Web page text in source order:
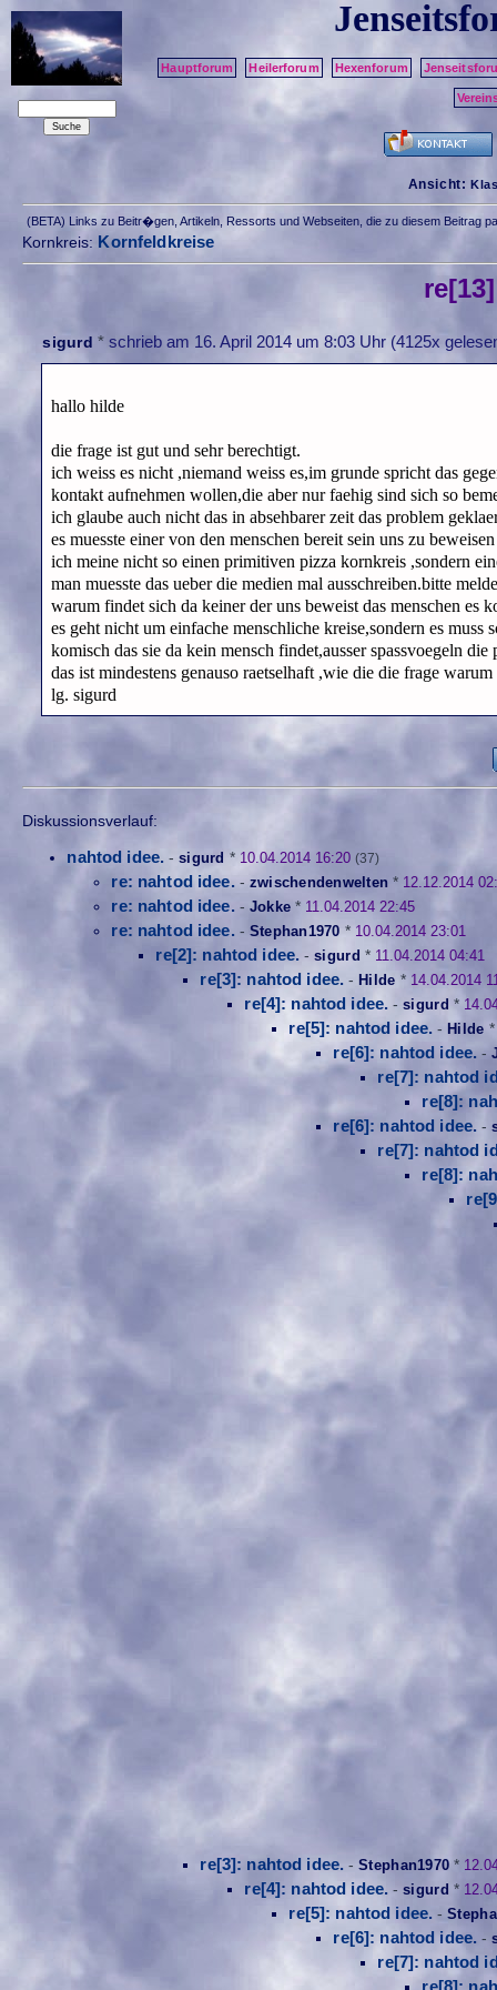
Hauptforum Heilerforum Hexenforum
Ansicht:
(BETA) Links zu Beitr�gen, Artikeln, Ressorts und Webseiten, die zu diesem Beitrag
Kornkreis: Kornfeldkreise
sigurd *schrieb am 16. April 2014 um 8:03 Uhr (4125x
hallo hilde
die frage ist gut und sehr berechtigt.
ich weiss es nicht ,niemand weiss es,im grunde spricht das
kontakt aufnehmen wollen,die aber nur faehig sind sich so
ich glaube auch nicht das in absehbarer zeit das problem
es muesste einer von den menschen bereit sein uns zu
ich meine nicht so einen primitiven pizza kornkreis ,sondern
man muesste das ueber die medien mal ausschreiben.bitte
warum findet sich da keiner der uns beweist das menschen es
es geht nicht um einfache menschliche kreise,sondern es
komisch das sie da kein mensch findet,ausser spassvoegeln
das ist mindestens genauso raetselhaft ,wie die die frage
lg. sigurd
Diskussionsverlauf:
nahtod idee. -sigurd * 10.04.2014 16:20 (37)
re: nahtod idee.- zwischendenwelten * 12.12.2014
re: nahtod idee.- Jokke * 11.04.2014 22:45
re: nahtod idee.- Stephan1970 * 10.04.2014 23:01
re[2]: nahtod idee. -sigurd * 11.04.2014 04:41
re[3]: nahtod idee. - Hilde * 14.04.2014
re[4]: nahtod idee. -sigurd *
re[5]: nahtod idee. - Hilde
re[6]: nahtod idee. -
re[7]: nahtod
re[8]:
re[6]: nahtod idee. -
re[7]: nahtod
re[8]:
re[3]: nahtod idee. -Stephan1970 *
re[4]: nahtod idee. -sigurd *
re[5]: nahtod idee. -
re[6]: nahtod idee. -
re[7]: nahtod
re[8]: